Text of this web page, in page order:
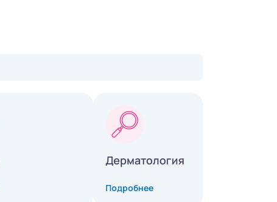
Дерматология
Подробнее